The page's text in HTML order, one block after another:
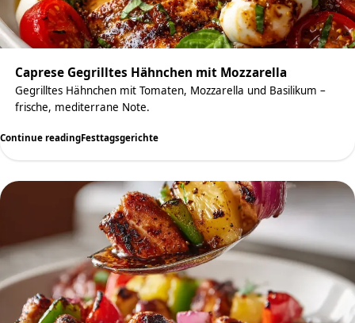
Caprese Gegrilltes Hähnchen mit Mozzarella
Gegrilltes Hähnchen mit Tomaten, Mozzarella und Basilikum –
frische, mediterrane Note.
Continue readingFesttagsgerichte